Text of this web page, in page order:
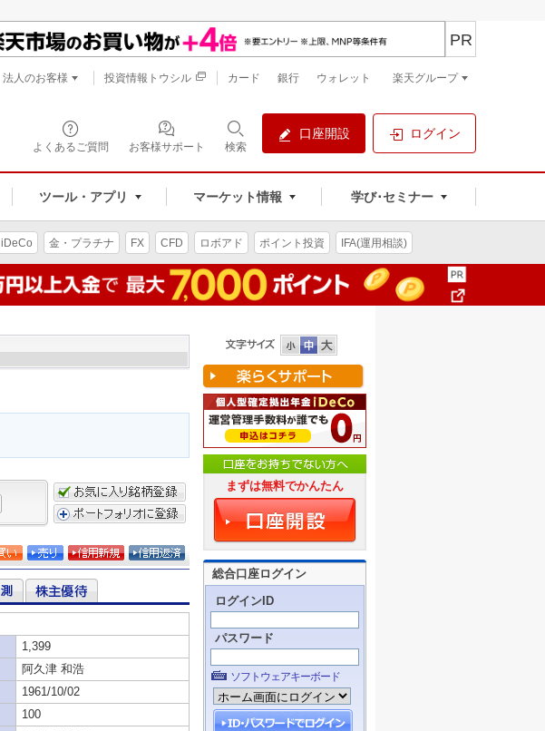
よくあるご質問 お客様サポート 検索
口座開設 ログイン
ツール・アプリ マーケット情報 学び･セミナー
PR
法人のお客様 投資情報トウシル カード 銀行 ウォレット 楽天グループ
iDeCo 金・プラチナ FX CFD ロボアド ポイント投資 IFA(運用相談)
まずは無料でかんたん
総合口座ログイン
ログインID
パスワード
ソフトウェアキーボード